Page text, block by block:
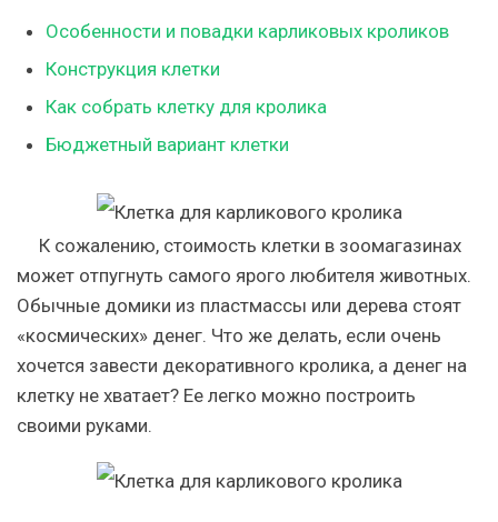
Особенности и повадки карликовых кроликов
Конструкция клетки
Как собрать клетку для кролика
Бюджетный вариант клетки
К сожалению, стоимость клетки в зоомагазинах
может отпугнуть самого ярого любителя животных.
Обычные домики из пластмассы или дерева стоят
«космических» денег. Что же делать, если очень
хочется завести декоративного кролика, а денег на
клетку не хватает? Ее легко можно построить
своими руками.